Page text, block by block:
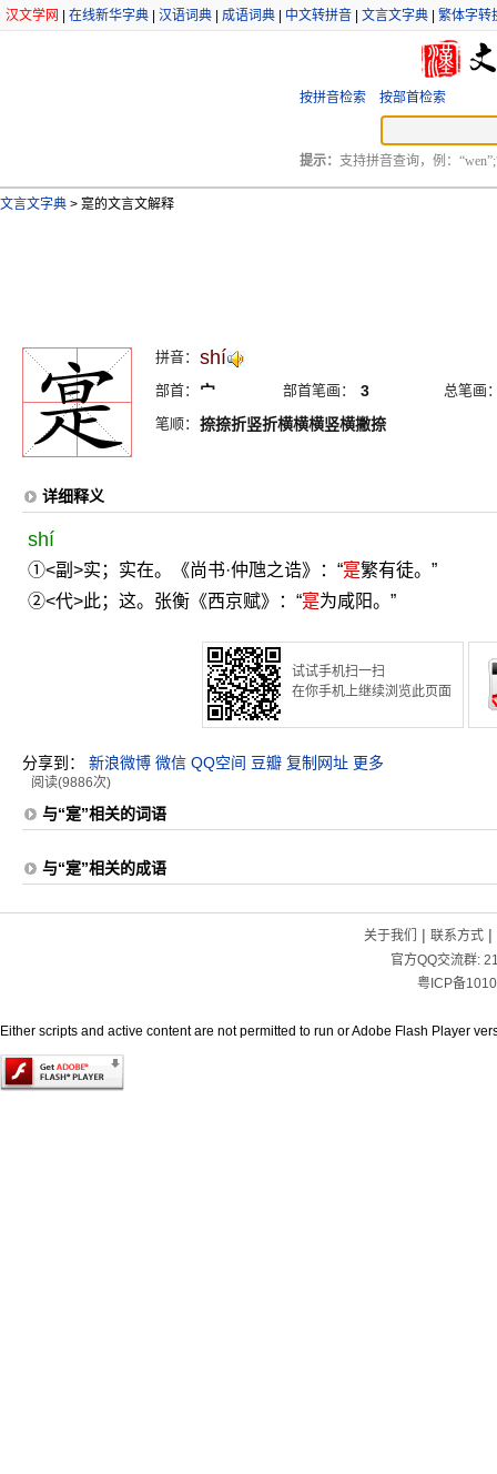
汉文学网 在线新华字典 汉语词典 成语词典 中文转拼音 文言文字典 繁体字转
按拼音检索 按部首检索
提示： 支持拼音查询，例：
文言文字典 > 寔的文言文解释
拼音： shí
部首： 宀 部首笔画： 3
总笔画
笔顺： 捺捺折竖折横横横竖横撇捺
详细释义
shí
①<副>实；实在。《尚书·仲虺之诰》：“寔繁有徒。”
②<代>此；这。张衡《西京赋》：“寔为咸阳。”
试试手机扫一扫
在你手机上继续浏览此页面
分享到： 新浪微博 微信 QQ空间 豆瓣 复制网址 更多
阅读(9886次)
与“寔”相关的词语
与“寔”相关的成语
关于我们 | 联系方式|
官方QQ交流群:
粤ICP备
Either scripts and active content are not permitted to run or Adobe Flash Player